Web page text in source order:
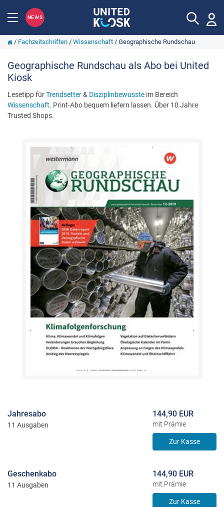
NEWS
/ Fachzeitschriften/ Wissenschaft/ Geographische Rundschau
Geographische Rundschau als Abo bei United
Kiosk
Lesetipp fürTrendsetter& Disziplinbewusste im Bereich
Wissenschaft. Print-Abo bequem liefern lassen. Über 10 Jahre
Trusted Shops.
Jahresabo
11 Ausgaben
144,90 EUR
mit Prämie
Zur Kasse
Geschenkabo
11 Ausgaben
144,90 EUR
mit Prämie
Zur Kasse